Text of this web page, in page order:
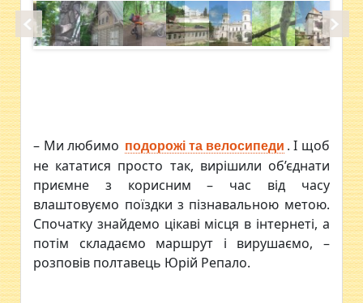
– Ми любимо подорожі та велосипеди . І щоб
не кататися просто так, вирішили об’єднати
приємне з корисним – час від часу
влаштовуємо поїздки з пізнавальною метою.
Спочатку знайдемо цікаві місця в інтернеті, а
потім складаємо маршрут і вирушаємо, –
розповів полтавець Юрій Репало.